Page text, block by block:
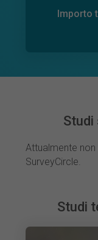
Importo
Studi
Attualmente
SurveyCircle.
Studi